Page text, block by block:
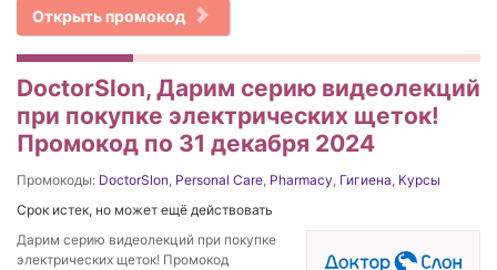
Открыть промокод
DoctorSlon, Дарим серию видеолекций
при покупке электрических щеток!
Промокод по 31 декабря 2024
Промокоды: DoctorSlon, Personal Care, Pharmacy, Гигиена, Курсы
Срок истек, но может ещё действовать
Дарим серию видеолекций при покупке
электрических щеток! Промокод